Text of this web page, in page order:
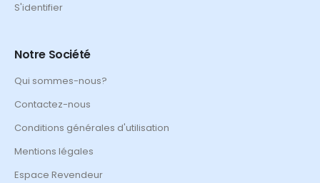
S'identifier
Notre Société
Qui sommes-nous?
Contactez-nous
Conditions générales d'utilisation
Mentions légales
Espace Revendeur